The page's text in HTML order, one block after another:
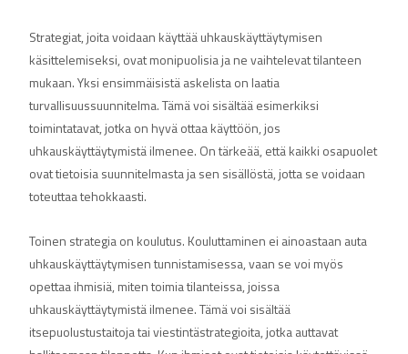
Strategiat, joita voidaan käyttää uhkauskäyttäytymisen
käsittelemiseksi, ovat monipuolisia ja ne vaihtelevat tilanteen
mukaan. Yksi ensimmäisistä askelista on laatia
turvallisuussuunnitelma. Tämä voi sisältää esimerkiksi
toimintatavat, jotka on hyvä ottaa käyttöön, jos
uhkauskäyttäytymistä ilmenee. On tärkeää, että kaikki osapuolet
ovat tietoisia suunnitelmasta ja sen sisällöstä, jotta se voidaan
toteuttaa tehokkaasti.
Toinen strategia on koulutus. Kouluttaminen ei ainoastaan auta
uhkauskäyttäytymisen tunnistamisessa, vaan se voi myös
opettaa ihmisiä, miten toimia tilanteissa, joissa
uhkauskäyttäytymistä ilmenee. Tämä voi sisältää
itsepuolustustaitoja tai viestintästrategioita, jotka auttavat